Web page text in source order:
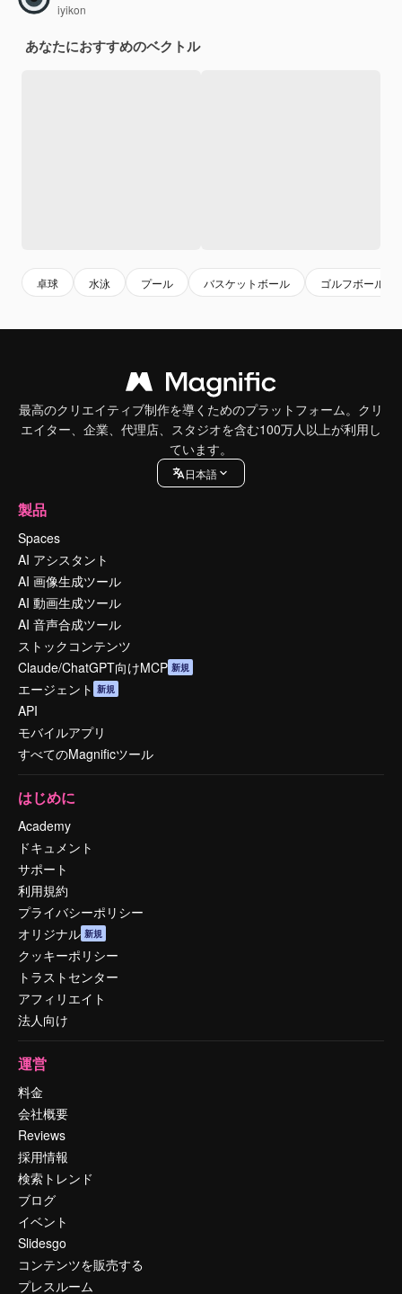
iyikon
あなたにおすすめのベクトル
卓球 水泳 プール バスケットボール ゴルフボール
最高のクリエイティブ制作を導くためのプラットフォーム。クリ
エイター、企業、代理店、スタジオを含む100万人以上が利用し
ています。
日本語
製品
Spaces
AI アシスタント
AI 画像生成ツール
AI 動画生成ツール
AI 音声合成ツール
ストックコンテンツ
Claude/ChatGPT向けMCP 新規
エージェント 新規
API
モバイルアプリ
すべてのMagnificツール
はじめに
Academy
ドキュメント
サポート
利用規約
プライバシーポリシー
オリジナル 新規
クッキーポリシー
トラストセンター
アフィリエイト
法人向け
運営
料金
会社概要
Reviews
採用情報
検索トレンド
ブログ
イベント
Slidesgo
コンテンツを販売する
プレスルーム